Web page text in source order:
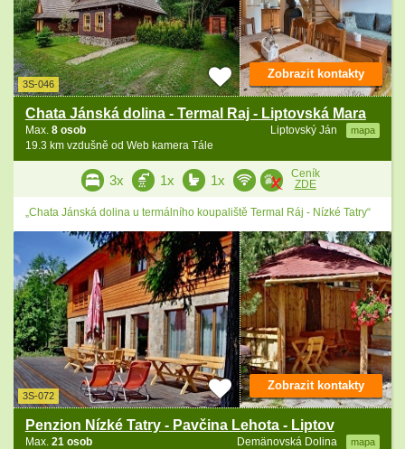
3S-046
Chata Jánská dolina - Termal Raj - Liptovská Mara
Liptovský Ján mapa
Max. 8 osob
19.3 km vzdušně od Web kamera Tále
Zobrazit kontakty
3x 1x 1x
Ceník
ZDE
„Chata Jánská dolina u termálního koupaliště Termal Ráj - Nízké Tatry“
3S-072
Penzion Nízké Tatry - Pavčina Lehota - Liptov
Demänovská Dolina mapa
Max. 21 osob
Zobrazit kontakty